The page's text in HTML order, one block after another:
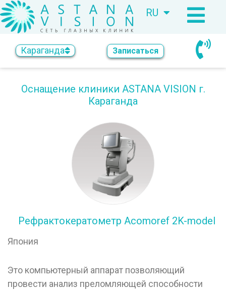
RU
KZ
Караганда Записаться
Оснащение клиники ASTANA VISION г.
Караганда
Рефрактокератометр Acomoref 2K-model
Япония
Это компьютерный аппарат позволяющий
провести анализ преломляющей способности